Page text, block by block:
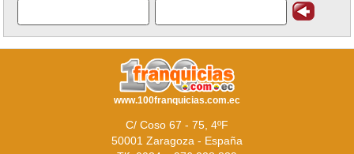
www.100franquicias.com.ec
C/ Coso 67 - 75, 4ºF
50001 Zaragoza - España